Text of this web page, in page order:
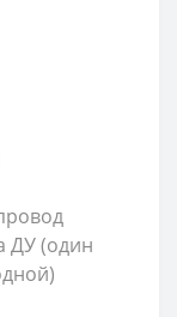
ДУ (один